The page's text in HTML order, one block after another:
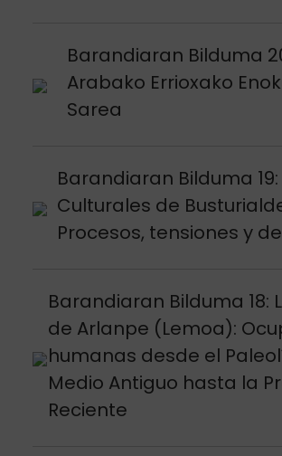
Barandiaran Bilduma
Arabako Errioxako
Sarea
Argitalpena ikusi
Barandiaran Bilduma
Culturales de
Procesos, tensiones y
Argitalpena ikusi
Barandiaran Bilduma 18:
de Arlanpe (Lemoa):
humanas desde el
Medio Antiguo hasta la
Reciente
Argitalpena ikusi